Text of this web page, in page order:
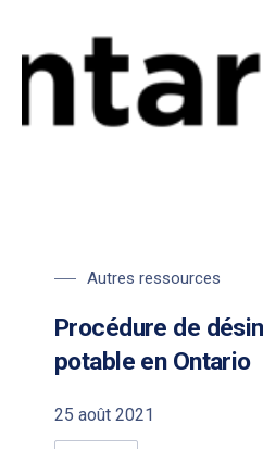
Autres ressources
Procédure de
potable en Ontario
25 août 2021